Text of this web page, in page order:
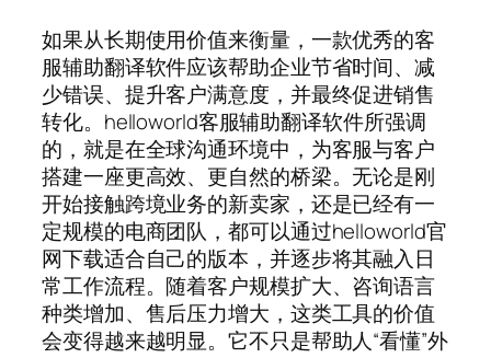
如果从长期使用价值来衡量，一款优秀的客
服辅助翻译软件应该帮助企业节省时间、减
少错误、提升客户满意度，并最终促进销售
转化。helloworld客服辅助翻译软件所强调
的，就是在全球沟通环境中，为客服与客户
搭建一座更高效、更自然的桥梁。无论是刚
开始接触跨境业务的新卖家，还是已经有一
定规模的电商团队，都可以通过helloworld官
网下载适合自己的版本，并逐步将其融入日
常工作流程。随着客户规模扩大、咨询语言
种类增加、售后压力增大，这类工具的价值
会变得越来越明显。它不只是帮助人“看懂”外